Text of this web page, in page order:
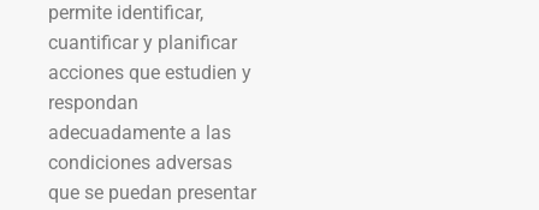
permite identificar,
cuantificar y planificar
acciones que estudien y
respondan
adecuadamente a las
condiciones adversas
que se puedan presentar